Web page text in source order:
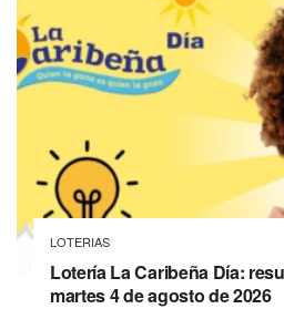
LOTERIAS
Lotería La Caribeña Día:
martes 4 de agosto de 2026